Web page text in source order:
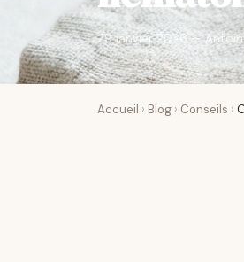
29 janvier 2026 —
Accueil › Blog › Conseils ›